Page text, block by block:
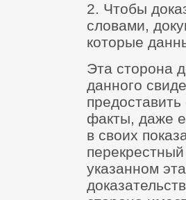
2. Чтобы
словами,
которые
Эта сторона
данного
факты, даже
в своих
указанном